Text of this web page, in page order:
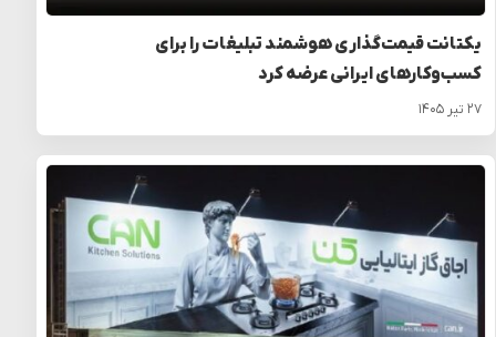
یکتانت قیمت‌گذاری هوشمند تبلیغات را برای
کسب‌وکارهای ایرانی عرضه کرد
۲۷ تیر ۱۴۰۵